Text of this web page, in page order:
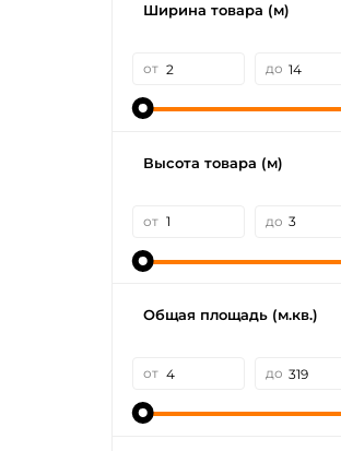
Ширина товара (м)
от до
Высота товара (м)
от до
Общая площадь (м.кв.)
от до